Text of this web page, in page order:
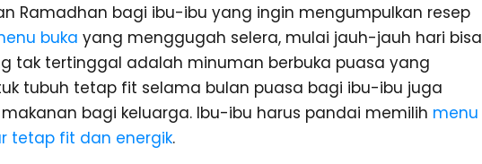
Ramadhan bagi ibu-ibu yang ingin mengumpulkan resep
buka yang menggugah selera, mulai jauh-jauh hari bisa
tak tertinggal adalah minuman berbuka puasa yang
tubuh tetap fit selama bulan puasa bagi ibu-ibu juga
bagi keluarga. Ibu-ibu harus pandai memilih menu
tetap fit dan energik.